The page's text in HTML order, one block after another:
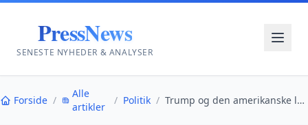
PressNews
SENESTE NYHEDER & ANALYSER
Forside /
Alle
artikler
/ Politik / Trump og den amerikanske landbrugs krise i 2024